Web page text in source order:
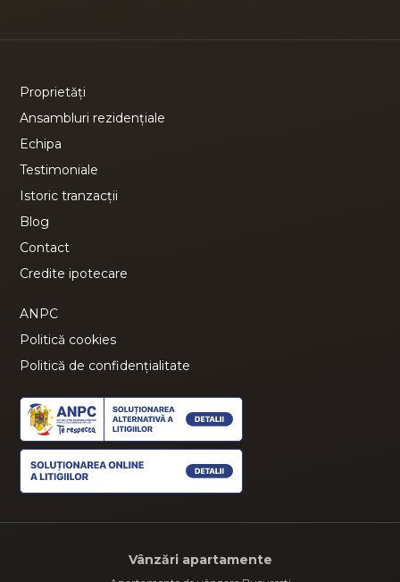
Proprietăți
Ansambluri rezidențiale
Echipa
Testimoniale
Istoric tranzacții
Blog
Contact
Credite ipotecare
ANPC
Politică cookies
Politică de confidențialitate
Vânzări apartamente